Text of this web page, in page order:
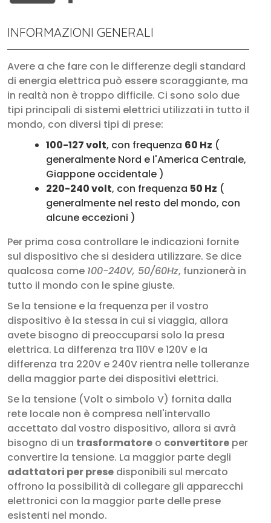
INFORMAZIONI GENERALI
Avere a che fare con le differenze degli standard
di energia elettrica può essere scoraggiante, ma
in realtà non è troppo difficile. Ci sono solo due
tipi principali di sistemi elettrici utilizzati in tutto il
mondo, con diversi tipi di prese:
100-127 volt, con frequenza 60 Hz (
generalmente Nord e l'America Centrale,
Giappone occidentale )
220-240 volt, con frequenza 50 Hz (
generalmente nel resto del mondo, con
alcune eccezioni )
Per prima cosa controllare le indicazioni fornite
sul dispositivo che si desidera utilizzare. Se dice
qualcosa come 100-240V, 50/60Hz, funzionerà in
tutto il mondo con le spine giuste.
Se la tensione e la frequenza per il vostro
dispositivo è la stessa in cui si viaggia, allora
avete bisogno di preoccuparsi solo la presa
elettrica. La differenza tra 110V e 120V e la
differenza tra 220V e 240V rientra nelle tolleranze
della maggior parte dei dispositivi elettrici.
Se la tensione (Volt o simbolo V) fornita dalla
rete locale non è compresa nell'intervallo
accettato dal vostro dispositivo, allora si avrà
bisogno di un trasformatore o convertitore per
convertire la tensione. La maggior parte degli
adattatori per prese disponibili sul mercato
offrono la possibilità di collegare gli apparecchi
elettronici con la maggior parte delle prese
esistenti nel mondo.